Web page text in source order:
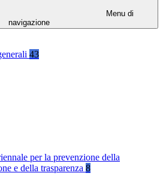
Menu di
navigazione
43
per la prevenzione della
e della trasparenza 8